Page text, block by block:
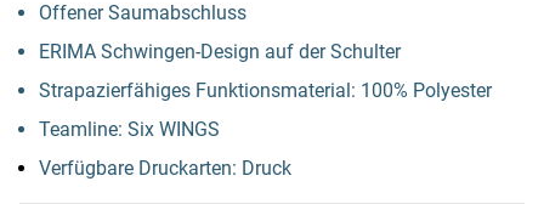
Offener Saumabschluss
ERIMA Schwingen-Design auf der Schulter
Strapazierfähiges Funktionsmaterial: 100% Polyester
Teamline: Six WINGS
Verfügbare Druckarten: Druck